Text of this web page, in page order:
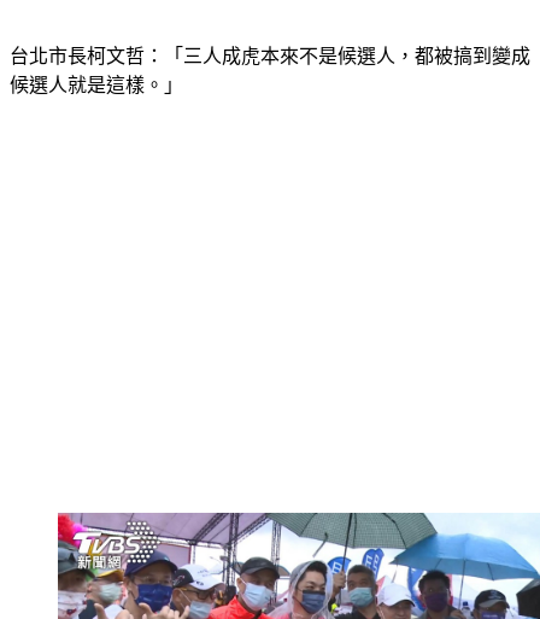
台北市長柯文哲：「三人成虎本來不是候選人，都被搞到變成
候選人就是這樣。」